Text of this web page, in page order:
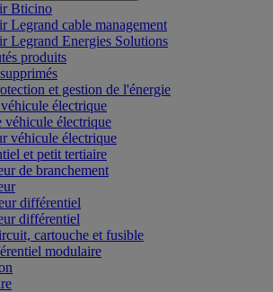
Bticino
Legrand cable management
Legrand Energies Solutions
produits
et gestion de l'énergie
électrique
véhicule électrique
véhicule électrique
et petit tertiaire
de branchement
différentiel
différentiel
cartouche et fusible
modulaire